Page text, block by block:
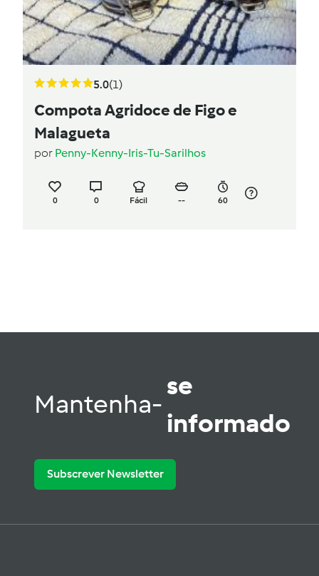
5.0(1)
Compota Agridoce de Figo e
Malagueta
por Penny-Kenny-Iris-Tu-Sarilhos
0 0 Fácil -- 60
Mantenha-
se
informado
Subscrever Newsletter